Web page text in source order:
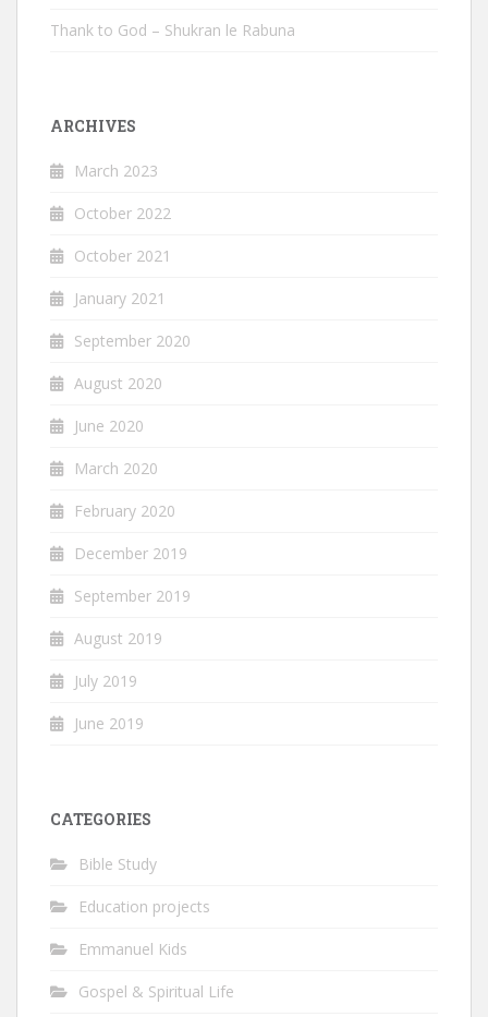
Thank to God – Shukran le Rabuna
ARCHIVES
March 2023
October 2022
October 2021
January 2021
September 2020
August 2020
June 2020
March 2020
February 2020
December 2019
September 2019
August 2019
July 2019
June 2019
CATEGORIES
Bible Study
Education projects
Emmanuel Kids
Gospel & Spiritual Life